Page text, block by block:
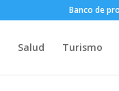
Banco de
Salud Turismo